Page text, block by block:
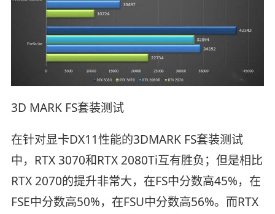
3D MARK FS套装测试
在针对显卡DX11性能的3DMARK FS套装测试
中，RTX 3070和RTX 2080Ti互有胜负；但是相比
RTX 2070的提升非常大，在FS中分数高45%，在
FSE中分数高50%，在FSU中分数高56%。而RTX